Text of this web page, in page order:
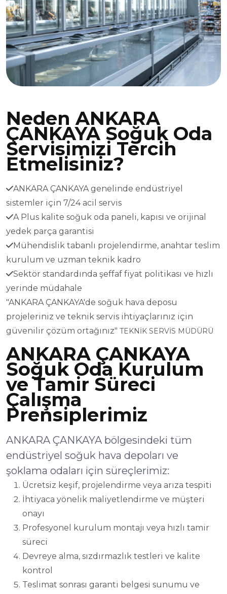
Neden ANKARA
ÇANKAYA Soğuk Oda
Servisimizi Tercih
Etmelisiniz?
ANKARA ÇANKAYA genelinde endüstriyel
sistemler için 7/24 acil servis
A Plus kalite soğuk oda paneli, kapısı ve orijinal
yedek parça garantisi
Mühendislik tabanlı projelendirme, anahtar teslim
kurulum ve uzman teknik kadro
Sektör standardında şeffaf fiyat politikası ve hızlı
yerinde müdahale
"ANKARA ÇANKAYA'de soğuk hava deposu
projeleriniz ve teknik servis ihtiyaçlarınız için
güvenilir çözüm ortağınız" TEKNİK SERVİS MÜDÜRÜ
ANKARA ÇANKAYA
Soğuk Oda Kurulum
ve Tamir Süreci
Çalışma
Prensiplerimiz
ANKARA ÇANKAYA bölgesindeki tüm
endüstriyel soğuk hava depoları ve
şoklama odaları için süreçlerimiz:
Ücretsiz keşif, projelendirme veya arıza tespiti
İhtiyaca yönelik maliyetlendirme ve müşteri
onayı
Profesyonel kurulum montajı veya hızlı tamir
süreci
Devreye alma, sızdırmazlık testleri ve kalite
kontrol
Teslimat sonrası garanti belgesi sunumu ve